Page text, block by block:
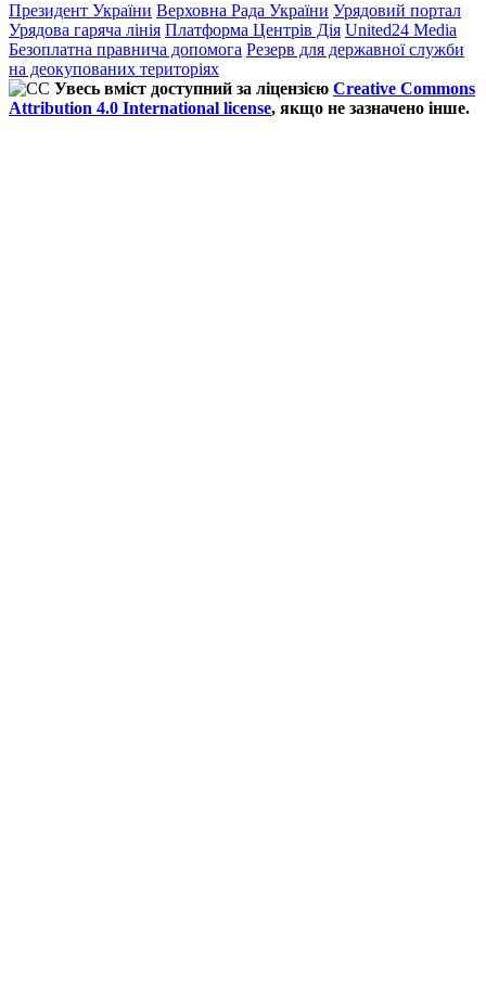
Президент України Верховна Рада України Урядовий портал
Урядова гаряча лінія Платформа Центрів Дія United24 Media
Безоплатна правнича допомога Резерв для державної служби
на деокупованих територіях
Увесь вміст доступний за ліцензією Creative Commons
Attribution 4.0 International license, якщо не зазначено інше.